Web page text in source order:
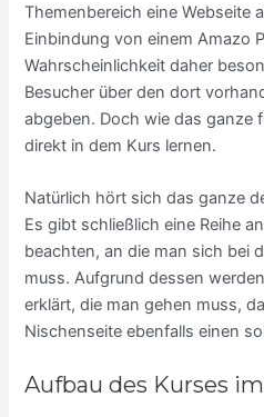
Themenbereich eine Webseite
Einbindung von einem Amazo
Wahrscheinlichkeit daher
Besucher über den dort
abgeben. Doch wie das ganze
direkt in dem Kurs lernen.
Natürlich hört sich das ganze
Es gibt schließlich eine Reihe
beachten, an die man sich bei
muss. Aufgrund dessen
erklärt, die man gehen muss,
Nischenseite ebenfalls einen
Aufbau des Kurses